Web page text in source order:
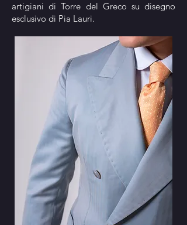
artigiani di Torre del Greco su disegno
esclusivo di Pia Lauri.